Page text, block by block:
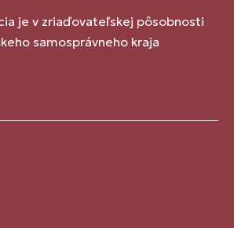
je v zriaďovateľskej pôsobnosti
samosprávneho kraja